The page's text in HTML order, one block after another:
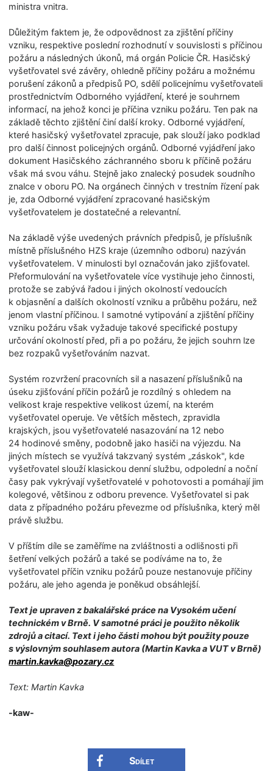
ministra vnitra.
Důležitým faktem je, že odpovědnost za zjištění příčiny
vzniku, respektive poslední rozhodnutí v souvislosti s příčinou
požáru a následných úkonů, má orgán Policie ČR. Hasičský
vyšetřovatel své závěry, ohledně příčiny požáru a možnému
porušení zákonů a předpisů PO, sdělí policejnímu vyšetřovateli
prostřednictvím Odborného vyjádření, které je souhrnem
informací, na jehož konci je příčina vzniku požáru. Ten pak na
základě těchto zjištění činí další kroky. Odborné vyjádření,
které hasičský vyšetřovatel zpracuje, pak slouží jako podklad
pro další činnost policejných orgánů. Odborné vyjádření jako
dokument Hasičského záchranného sboru k příčině požáru
však má svou váhu. Stejně jako znalecký posudek soudního
znalce v oboru PO. Na orgánech činných v trestním řízení pak
je, zda Odborné vyjádření zpracované hasičským
vyšetřovatelem je dostatečné a relevantní.
Na základě výše uvedených právních předpisů, je příslušník
místně příslušného HZS kraje (územního odboru) nazýván
vyšetřovatelem. V minulosti byl označován jako zjišťovatel.
Přeformulování na vyšetřovatele více vystihuje jeho činnosti,
protože se zabývá řadou i jiných okolností vedoucích
k objasnění a dalších okolností vzniku a průběhu požáru, než
jenom vlastní příčinou. I samotné vytipování a zjištění příčiny
vzniku požáru však vyžaduje takové specifické postupy
určování okolností před, při a po požáru, že jejich souhrn lze
bez rozpaků vyšetřováním nazvat.
Systém rozvržení pracovních sil a nasazení příslušníků na
úseku zjišťování příčin požárů je rozdílný s ohledem na
velikost kraje respektive velikost území, na kterém
vyšetřovatel operuje. Ve větších městech, zpravidla
krajských, jsou vyšetřovatelé nasazování na 12 nebo
24 hodinové směny, podobně jako hasiči na výjezdu. Na
jiných místech se využívá takzvaný systém „záskok", kde
vyšetřovatel slouží klasickou denní službu, odpolední a noční
časy pak vykrývají vyšetřovatelé v pohotovosti a pomáhají jim
kolegové, většinou z odboru prevence. Vyšetřovatel si pak
data z případného požáru převezme od příslušníka, který měl
právě službu.
V příštím díle se zaměříme na zvláštnosti a odlišnosti při
šetření velkých požárů a také se podíváme na to, že
vyšetřovatel příčin vzniku požárů pouze nestanovuje příčiny
požáru, ale jeho agenda je poněkud obsáhlejší.
Text je upraven z bakalářské práce na Vysokém učení
technickém v Brně. V samotné práci je použito několik
zdrojů a citací. Text i jeho části mohou být použity pouze
s výslovným souhlasem autora (Martin Kavka a VUT v Brně)
martin.kavka@pozary.cz
Text: Martin Kavka
-kaw-
Sdílet